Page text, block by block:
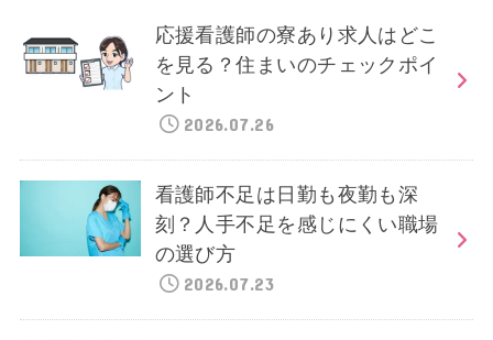
応援看護師の寮あり求人はどこ
を見る？住まいのチェックポイ
ント
2026.07.26
看護師不足は日勤も夜勤も深
刻？人手不足を感じにくい職場
の選び方
2026.07.23